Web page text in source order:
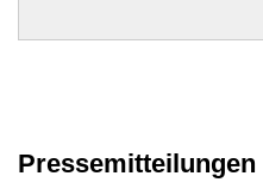
Pressemitteilungen